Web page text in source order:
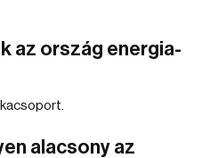
az ország energia-
alacsony az